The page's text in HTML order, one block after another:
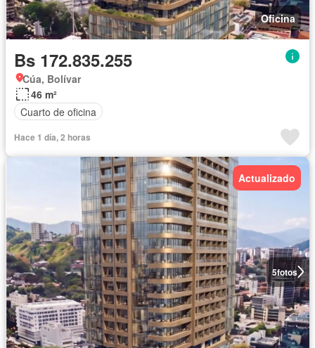
Oficina
Bs 172.835.255
Cúa, Bolívar
46 m²
Cuarto de oficina
Hace 1 día, 2 horas
5fotos
Actualizado